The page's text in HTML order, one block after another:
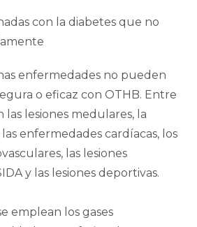
con la diabetes que no
enfermedades no pueden
o eficaz con OTHB. Entre
lesiones medulares, la
enfermedades cardíacas, los
las lesiones
y las lesiones deportivas.
emplean los gases